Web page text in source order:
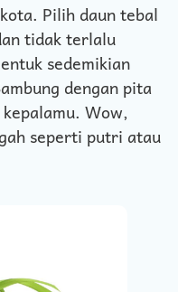
Pilih daun tebal
tidak terlalu
sedemikian
dengan pita
Wow,
seperti putri atau